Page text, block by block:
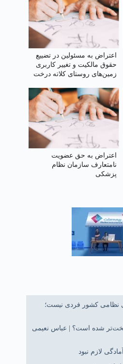
اعتراض به مسئولین در تضییع
حقوق مالکیت و تغییر کاربری
زمین‌های روستای کلاته درخت
اعتراض به حق عضویت
نامتعارف سازمان نظام
پزشکی
نظامی کشور فردی نیست؛
شده است؟ | عباس نعیمی